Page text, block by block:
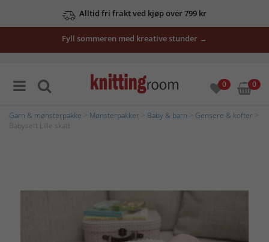
Alltid fri frakt ved kjøp over 799 kr
Fyll sommeren med kreative stunder →
0 0
Garn & mønsterpakke Mønsterpakker Baby & barn Gensere & kofter
Babysett Lille skatt